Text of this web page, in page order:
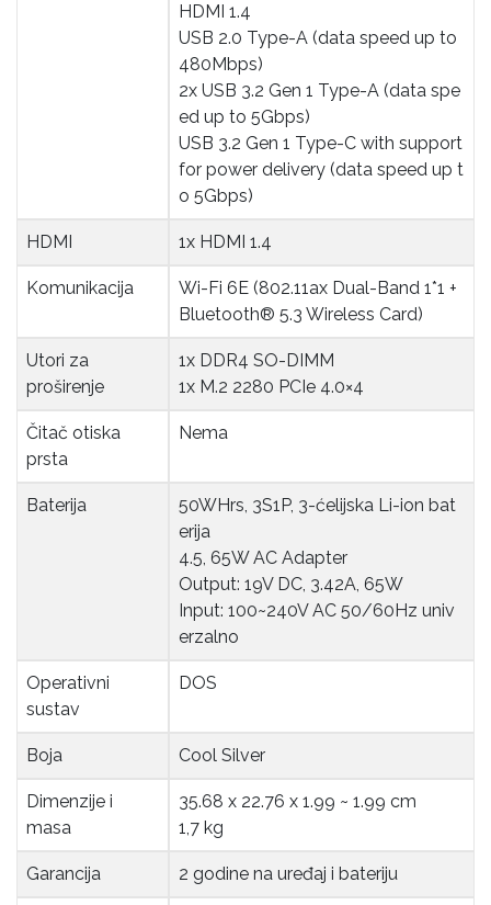
HDMI 1.4
USB 2.0 Type-A (data speed up to
480Mbps)
2x USB 3.2 Gen 1 Type-A (data spe
ed up to 5Gbps)
USB 3.2 Gen 1 Type-C with support
for power delivery (data speed up t
o 5Gbps)
HDMI 1x HDMI 1.4
Komunikacija
Wi-Fi 6E (802.11ax Dual-Band 1*1 +
Bluetooth® 5.3 Wireless Card)
Utori za
proširenje
1x DDR4 SO-DIMM
1x M.2 2280 PCIe 4.0×4
Čitač otiska
prsta
Nema
Baterija
50WHrs, 3S1P, 3-ćelijska Li-ion bat
erija
4.5, 65W AC Adapter
Output: 19V DC, 3.42A, 65W
Input: 100~240V AC 50/60Hz univ
erzalno
Operativni
sustav
DOS
Boja Cool Silver
Dimenzije i
masa
35.68 x 22.76 x 1.99 ~ 1.99 cm
1,7 kg
Garancija 2 godine na uređaj i bateriju